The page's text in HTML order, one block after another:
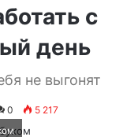
с
день
не выгонят
0 5 217